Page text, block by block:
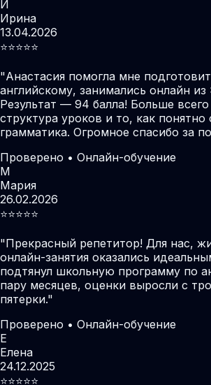
И
Ирина
13.04.2026
⭐️⭐️⭐️⭐️⭐️
"Анастасия помогла мне
английскому, занимались онлайн из
Результат — 94 балла! Больше
структура уроков и то, как понятно
грамматика. Огромное спасибо за
Проверено • Онлайн-обучение
М
Мария
26.02.2026
⭐️⭐️⭐️⭐️⭐️
"Прекрасный репетитор! Для нас,
онлайн-занятия оказались
подтянул школьную программу по
пару месяцев, оценки выросли с
пятерки."
Проверено • Онлайн-обучение
Е
Елена
24.12.2025
⭐️⭐️⭐️⭐️⭐️